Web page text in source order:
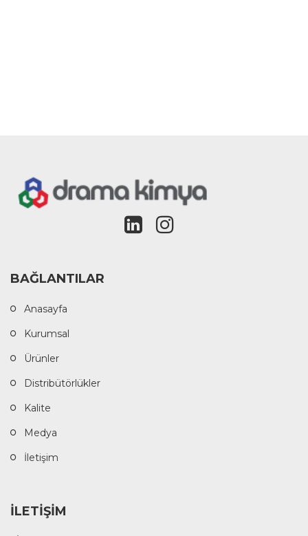
BAĞLANTILAR
Anasayfa
Kurumsal
Ürünler
Distribütörlükler
Kalite
Medya
İletişim
İLETİŞİM